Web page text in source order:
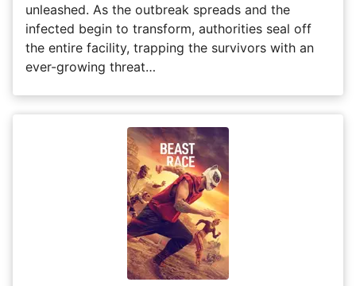
unleashed. As the outbreak spreads and the
infected begin to transform, authorities seal off
the entire facility, trapping the survivors with an
ever-growing threat…